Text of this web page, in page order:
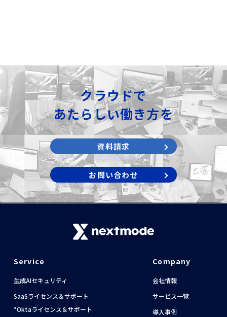
クラウドで
あたらしい働き方を
資料請求
お問い合わせ
Service
生成AIセキュリティ
SaaSライセンス＆サポート
Oktaライセンス＆サポート
Company
会社情報
サービス一覧
導入事例